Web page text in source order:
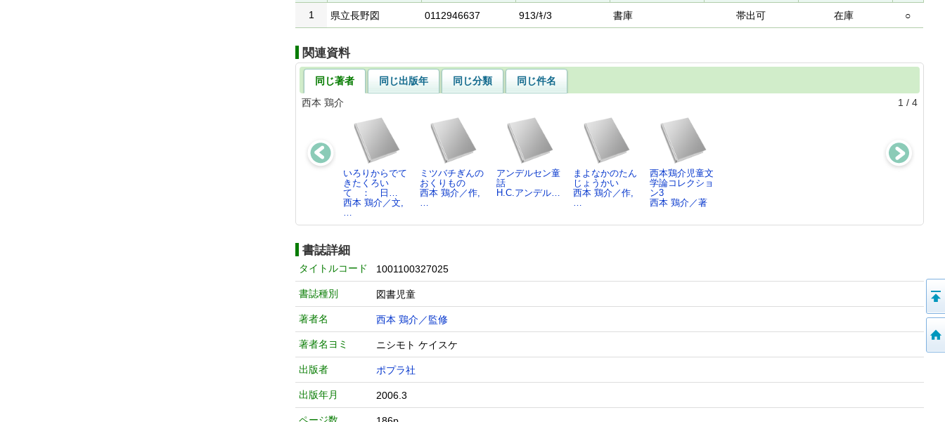
1
県立長野図 0112946637 913/ｷ/3 書庫 帯出可 在庫 ○
関連資料
同じ著者 同じ出版年 同じ分類
同じ件名
西本 鶏介
1 / 4
いろりからでて
きたくろい
て ： 日…
西本 鶏介／文,
…
ミツバチぎんの
おくりもの
西本 鶏介／作,
…
アンデルセン童
話
H.C.アンデル…
まよなかのたん
じょうかい
西本 鶏介／作,
…
西本鶏介児童文
学論コレクショ
ン3
西本 鶏介／著
書誌詳細
タイトルコード 1001100327025
書誌種別 図書児童
著者名 西本 鶏介／監修
著者名ヨミ ニシモト ケイスケ
出版者 ポプラ社
出版年月 2006.3